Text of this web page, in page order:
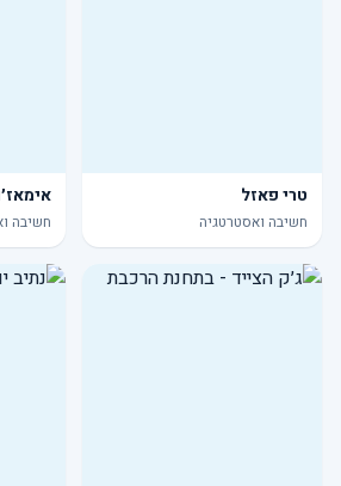
טרי פאזל
חשיבה ואסטרטגיה חשיבה